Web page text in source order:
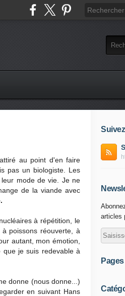
au point d'en faire
pas un biologiste. Les
mode de vie. Je ne
de la viande avec
à répétition, le
poissons réouverte, à
autant, mon émotion,
je suis redevable à
donne (nous donne...)
en suivant Hans
articles
Pages